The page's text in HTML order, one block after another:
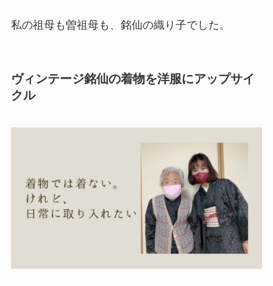
私の祖母も曽祖母も、銘仙の織り子でした。
ヴィンテージ銘仙の着物を洋服にアップサイ
クル